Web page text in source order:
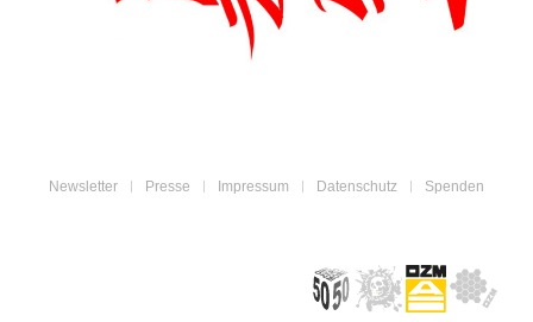
Newsletter Presse Impressum Datenschutz Spenden